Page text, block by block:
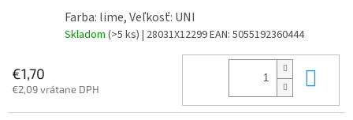
Farba: lime, Veľkosť: UNI
Skladom (>5 ks) | 28031X12299EAN: 5055192360444
€1,70
€2,09 vrátane DPH